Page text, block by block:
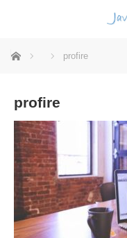
ホーム profire
profire